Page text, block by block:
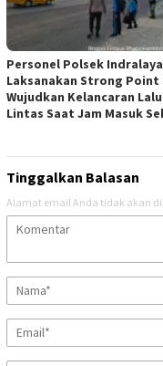
Personel Polsek Indralaya
Laksanakan Strong Point
Wujudkan Kelancaran Lalu
Lintas Saat Jam Masuk
Tinggalkan Balasan
Alamat email Anda tidak akan